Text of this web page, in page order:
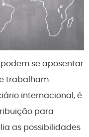
se aposentar
trabalham.
internacional, é
para
as possibilidades